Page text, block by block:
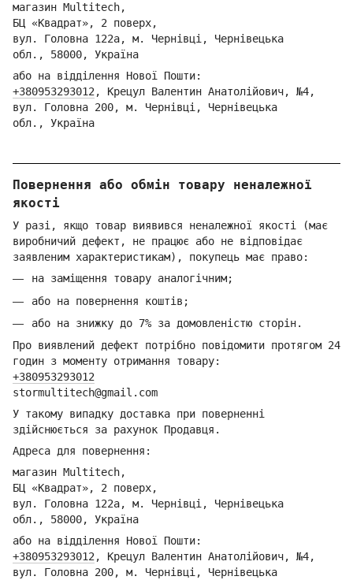
магазин Multitech,
БЦ «Квадрат», 2 поверх,
вул. Головна 122а, м. Чернівці, Чернівецька
обл., 58000, Україна
або на відділення Нової Пошти:
+380953293012 , Крецул Валентин Анатолійович, №4,
вул. Головна 200, м. Чернівці, Чернівецька
обл., Україна
Повернення або обмін товару неналежної
якості
У разі, якщо товар виявився неналежної якості (має
виробничий дефект, не працює або не відповідає
заявленим характеристикам), покупець має право:
на заміщення товару аналогічним;
або на повернення коштів;
або на знижку до 7% за домовленістю сторін.
Про виявлений дефект потрібно повідомити протягом 24
годин з моменту отримання товару:
+380953293012
stormultitech@gmail.com
У такому випадку доставка при поверненні
здійснюється за рахунок Продавця.
Адреса для повернення:
магазин Multitech,
БЦ «Квадрат», 2 поверх,
вул. Головна 122а, м. Чернівці, Чернівецька
обл., 58000, Україна
або на відділення Нової Пошти:
+380953293012, Крецул Валентин Анатолійович, №4,
вул. Головна 200, м. Чернівці, Чернівецька